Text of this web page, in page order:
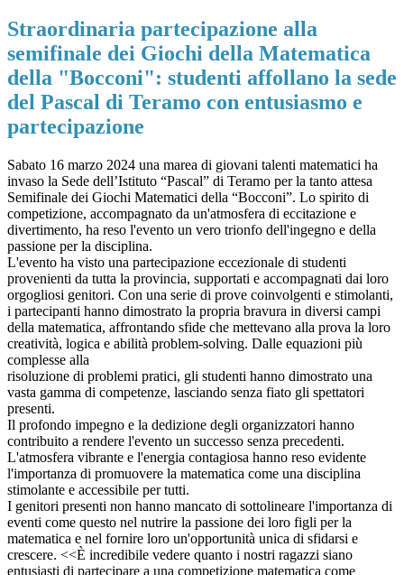
Straordinaria partecipazione alla
semifinale dei Giochi della Matematica
della "Bocconi": studenti affollano la sede
del Pascal di Teramo con entusiasmo e
partecipazione
Sabato 16 marzo 2024 una marea di giovani talenti matematici ha
invaso la Sede dell’Istituto “Pascal” di Teramo per la tanto attesa
Semifinale dei Giochi Matematici della “Bocconi”. Lo spirito di
competizione, accompagnato da un'atmosfera di eccitazione e
divertimento, ha reso l'evento un vero trionfo dell'ingegno e della
passione per la disciplina.
L'evento ha visto una partecipazione eccezionale di studenti
provenienti da tutta la provincia, supportati e accompagnati dai loro
orgogliosi genitori. Con una serie di prove coinvolgenti e stimolanti,
i partecipanti hanno dimostrato la propria bravura in diversi campi
della matematica, affrontando sfide che mettevano alla prova la loro
creatività, logica e abilità problem-solving. Dalle equazioni più
complesse alla
risoluzione di problemi pratici, gli studenti hanno dimostrato una
vasta gamma di competenze, lasciando senza fiato gli spettatori
presenti.
Il profondo impegno e la dedizione degli organizzatori hanno
contribuito a rendere l'evento un successo senza precedenti.
L'atmosfera vibrante e l'energia contagiosa hanno reso evidente
l'importanza di promuovere la matematica come una disciplina
stimolante e accessibile per tutti.
I genitori presenti non hanno mancato di sottolineare l'importanza di
eventi come questo nel nutrire la passione dei loro figli per la
matematica e nel fornire loro un'opportunità unica di sfidarsi e
crescere. <<È incredibile vedere quanto i nostri ragazzi siano
entusiasti di partecipare a una competizione matematica come